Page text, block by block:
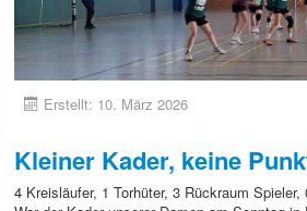
Erstellt: 10. März 2026
Kleiner Kader, keine
4 Kreisläufer, 1 Torhüter, 3 Rückraum Spieler,